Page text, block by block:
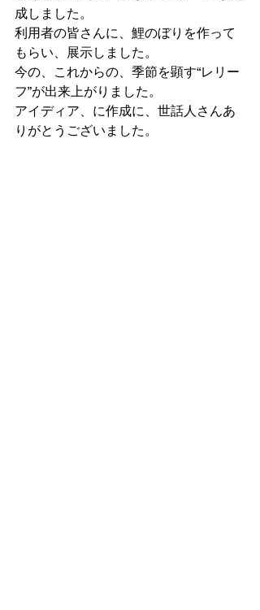
成しました。
利用者の皆さんに、鯉のぼりを作って
もらい、展示しました。
今の、これからの、季節を顕す“レリー
フ”が出来上がりました。
アイディア、に作成に、世話人さんあ
りがとうございました。